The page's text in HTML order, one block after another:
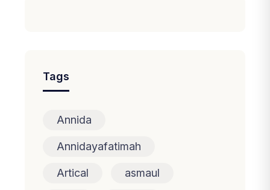
Tags
Annida
Annidayafatimah
Artical asmaul